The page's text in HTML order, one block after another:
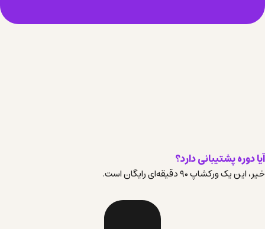
آیا دوره پشتیبانی دارد؟
خیر، این یک ورکشاپ ۹۰ دقیقه‌ای رایگان است.